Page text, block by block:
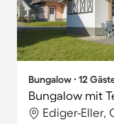
Bungalow ∙ 12
Bungalow mit
Ediger-Eller,